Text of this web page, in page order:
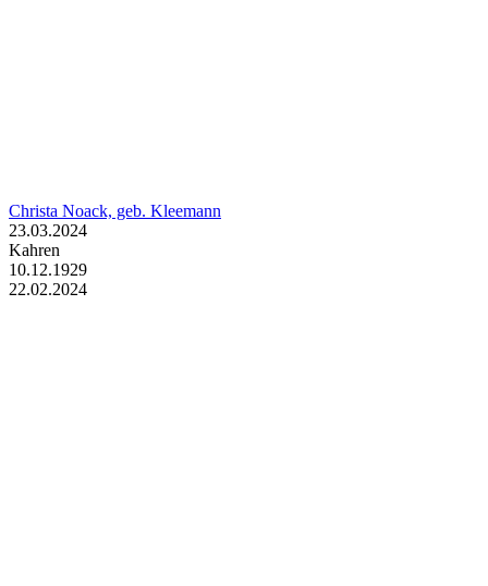
Christa Noack, geb. Kleemann
23.03.2024
Kahren
10.12.1929
22.02.2024